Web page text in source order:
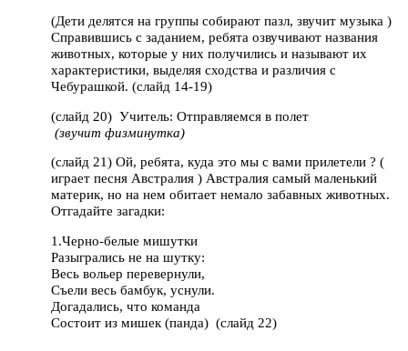
(Дети делятся на группы собирают пазл, звучит музыка )
Справившись с заданием, ребята озвучивают названия
животных, которые у них получились и называют их
характеристики, выделяя сходства и различия с
Чебурашкой. (слайд 14-19)
(слайд 20) Учитель: Отправляемся в полет
(звучит физминутка)
(слайд 21) Ой, ребята, куда это мы с вами прилетели ? (
играет песня Австралия ) Австралия самый маленький
материк, но на нем обитает немало забавных животных.
Отгадайте загадки:
1.Черно-белые мишутки
Разыгрались не на шутку:
Весь вольер перевернули,
Съели весь бамбук, уснули.
Догадались, что команда
Состоит из мишек (панда) (слайд 22)